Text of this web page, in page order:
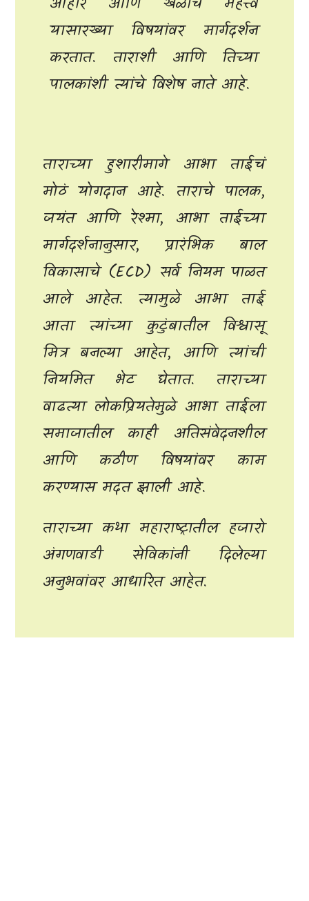
यासारख्या विषयांवर मार्गदर्शन
करतात. ताराशी आणि तिच्या
पालकांशी त्यांचे विशेष नाते आहे.
ताराच्या हुशारीमागे आभा ताईचं
मोठं योगदान आहे. ताराचे पालक,
जयंत आणि रेश्मा, आभा ताईच्या
मार्गदर्शनानुसार, प्रारंभिक बाल
विकासाचे (ECD) सर्व नियम पाळत
आले आहेत. त्यामुळे आभा ताई
आता त्यांच्या कुटुंबातील विश्वासू
मित्र बनल्या आहेत, आणि त्यांची
नियमित भेट घेतात. ताराच्या
वाढत्या लोकप्रियतेमुळे आभा ताईला
समाजातील काही अतिसंवेदनशील
आणि कठीण विषयांवर काम
करण्यास मदत झाली आहे.
ताराच्या कथा महाराष्ट्रातील हजारो
अंगणवाडी सेविकांनी दिलेल्या
अनुभवांवर आधारित आहेत.